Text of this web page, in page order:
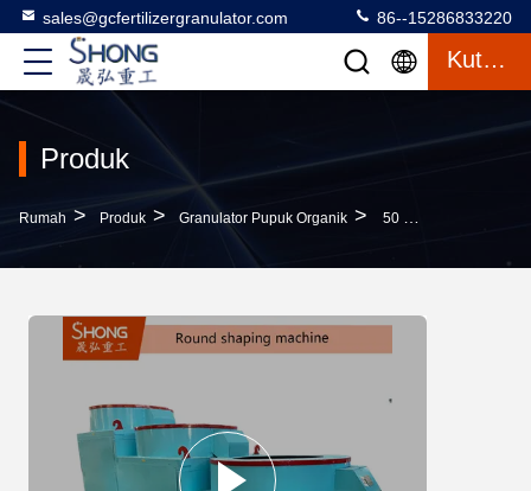
sales@gcfertilizergranulator.com 86--15286833220
Kutipan
Produk
Rumah > Produk > Granulator Pupuk Organik > 50 Ton Per Hari Mesin Granulator Pupuk Bentuk Bola Untuk Produksi Pupuk Organik Kapasitas Besar